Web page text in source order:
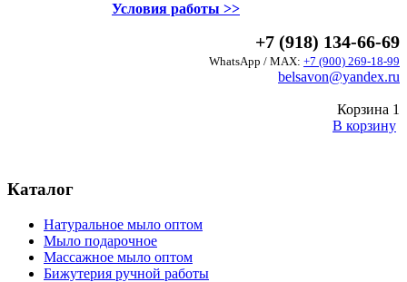
Условия работы >>
+7 (918) 134-66-69
WhatsApp / MAX: +7 (900) 269-18-99
belsavon@yandex.ru
Корзина 1
В корзину
Каталог
Натуральное мыло оптом
Мыло подарочное
Массажное мыло оптом
Бижутерия ручной работы